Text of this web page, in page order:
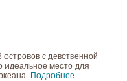
с девственной
место для
Подробнее